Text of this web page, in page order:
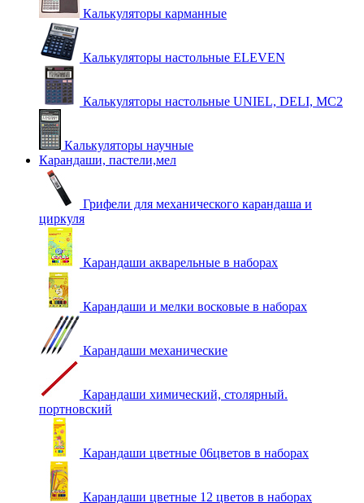
Калькуляторы карманные
Калькуляторы настольные ELEVEN
Калькуляторы настольные UNIEL, DELI, MC2
Калькуляторы научные
Карандаши, пастели,мел
Грифели для механического карандаша и
циркуля
Карандаши акварельные в наборах
Карандаши и мелки восковые в наборах
Карандаши механические
Карандаши химический, столярный.
портновский
Карандаши цветные 06цветов в наборах
Карандаши цветные 12 цветов в наборах